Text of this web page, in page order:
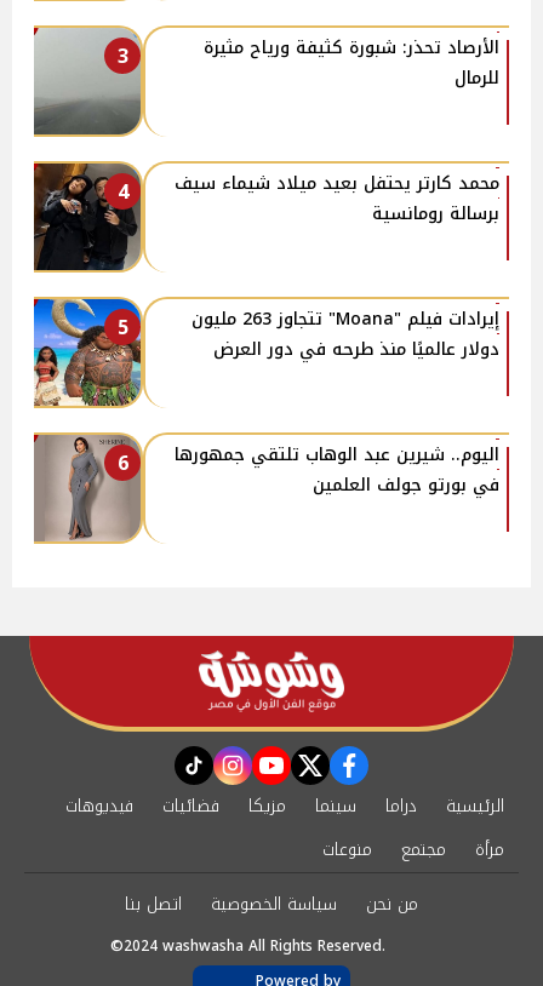
3
الأرصاد تحذر: شبورة كثيفة ورياح مثيرة
للرمال
4
محمد كارتر يحتفل بعيد ميلاد شيماء سيف
برسالة رومانسية
5
إيرادات فيلم "Moana" تتجاوز 263 مليون
دولار عالميًا منذ طرحه في دور العرض
6
اليوم.. شيرين عبد الوهاب تلتقي جمهورها
في بورتو جولف العلمين
facebook
twitter
youtube
instagram
tiktok
الرئيسية دراما سينما مزيكا فضائيات
فيديوهات
مرأة
مجتمع
منوعات
من نحن
سياسة الخصوصية اتصل بنا
©2024 washwasha All Rights Reserved.